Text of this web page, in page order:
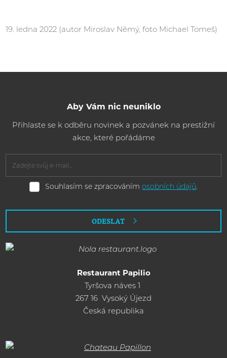
19. ledna 2022 (autor Miroslav Němý, foto Michael Tomeš)
Aby Vám nic neuniklo
Přihlaste se k odběru novinek a pozvánek na prestižní
akce, které pořádáme
Souhlasím
Souhlasím se zpracovánímosobních údajů.
ODESLAT
Restaurant Papilio
Tyršova náves 1
267 16 Vysoký Újezd
Česká republika